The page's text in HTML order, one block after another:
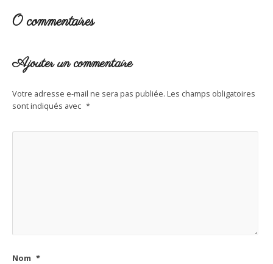
0 commentaires
Ajouter un commentaire
Votre adresse e-mail ne sera pas publiée. Les champs obligatoires
sont indiqués avec *
Nom *